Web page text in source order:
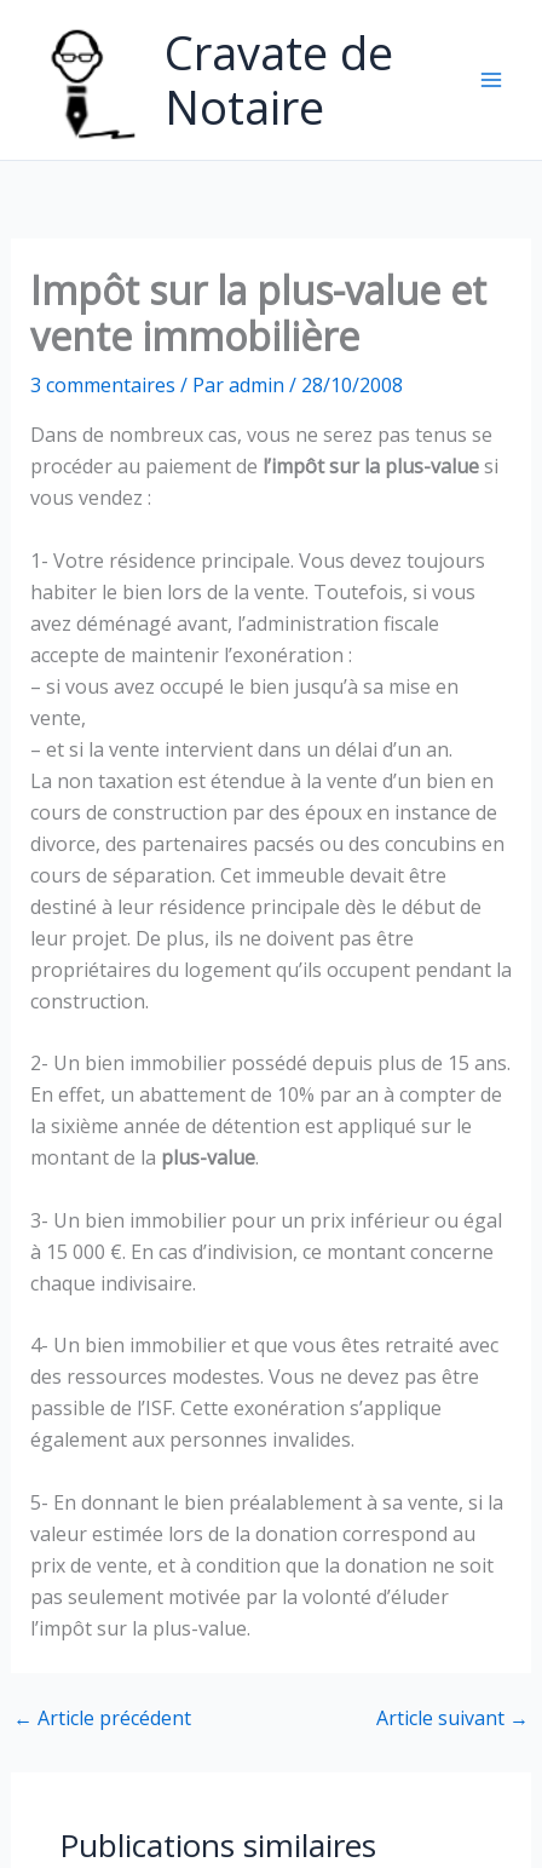
contenu
Cravate de
Notaire
Impôt sur la plus-value et
vente immobilière
3 commentaires / Paradmin / 28/10/2008
Dans de nombreux cas, vous ne serez pas tenus se
procéder au paiement de l’impôt sur la plus-valuesi
vous vendez :
1- Votre résidence principale. Vous devez toujours
habiter le bien lors de la vente. Toutefois, si vous
avez déménagé avant, l’administration fiscale
accepte de maintenir l’exonération :
– si vous avez occupé le bien jusqu’à sa mise en
vente,
– et si la vente intervient dans un délai d’un an.
La non taxation est étendue à la vente d’un bien en
cours de construction par des époux en instance de
divorce, des partenaires pacsés ou des concubins en
cours de séparation. Cet immeuble devait être
destiné à leur résidence principale dès le début de
leur projet. De plus, ils ne doivent pas être
propriétaires du logement qu’ils occupent pendant la
construction.
2- Un bien immobilier possédé depuis plus de 15 ans.
En effet, un abattement de 10% par an à compter de
la sixième année de détention est appliqué sur le
montant de la plus-value.
3- Un bien immobilier pour un prix inférieur ou égal
à 15 000 €. En cas d’indivision, ce montant concerne
chaque indivisaire.
4- Un bien immobilier et que vous êtes retraité avec
des ressources modestes. Vous ne devez pas être
passible de l’ISF. Cette exonération s’applique
également aux personnes invalides.
5- En donnant le bien préalablement à sa vente, si la
valeur estimée lors de la donation correspond au
prix de vente, et à condition que la donation ne soit
pas seulement motivée par la volonté d’éluder
l’impôt sur la plus-value.
← Article précédent Article suivant →
Publications similaires